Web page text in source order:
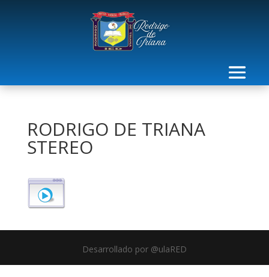
RODRIGO DE TRIANA
STEREO
Desarrollado por @ulaRED